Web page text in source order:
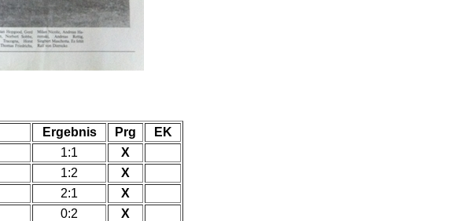
Ergebnis Prg
EK
1:1
X
1:2
X
2:1
X
0:2
X